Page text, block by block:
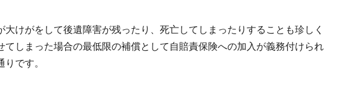
大けがをして後遺障害が残ったり、死亡してしまったりすることも珍しく
てしまった場合の最低限の補償として自賠責保険への加入が義務付けられ
です。